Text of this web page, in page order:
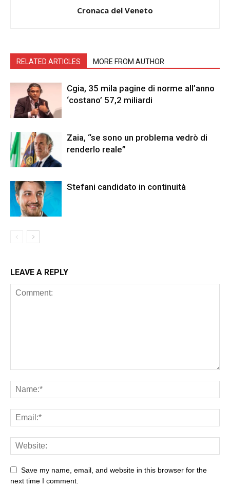
Cronaca del Veneto
RELATED ARTICLES MORE FROM AUTHOR
Cgia, 35 mila pagine di norme all’anno
‘costano’ 57,2 miliardi
Zaia, “se sono un problema vedrò di
renderlo reale”
Stefani candidato in continuità
LEAVE A REPLY
Save my name, email, and website in this browser for the
next time I comment.